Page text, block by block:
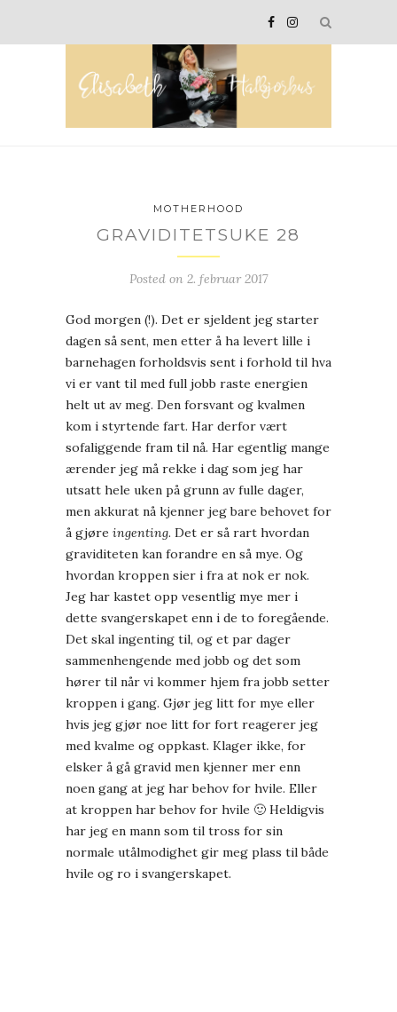
MOTHERHOOD
GRAVIDITETSUKE 28
Posted on 2. februar 2017
God morgen (!). Det er sjeldent jeg starter
dagen så sent, men etter å ha levert lille i
barnehagen forholdsvis sent i forhold til hva
vi er vant til med full jobb raste energien
helt ut av meg. Den forsvant og kvalmen
kom i styrtende fart. Har derfor vært
sofaliggende fram til nå. Har egentlig mange
ærender jeg må rekke i dag som jeg har
utsatt hele uken på grunn av fulle dager,
men akkurat nå kjenner jeg bare behovet for
å gjøre ingenting. Det er så rart hvordan
graviditeten kan forandre en så mye. Og
hvordan kroppen sier i fra at nok er nok.
Jeg har kastet opp vesentlig mye mer i
dette svangerskapet enn i de to foregående.
Det skal ingenting til, og et par dager
sammenhengende med jobb og det som
hører til når vi kommer hjem fra jobb setter
kroppen i gang. Gjør jeg litt for mye eller
hvis jeg gjør noe litt for fort reagerer jeg
med kvalme og oppkast. Klager ikke, for
elsker å gå gravid men kjenner mer enn
noen gang at jeg har behov for hvile. Eller
at kroppen har behov for hvile 🙂 Heldigvis
har jeg en mann som til tross for sin
normale utålmodighet gir meg plass til både
hvile og ro i svangerskapet.